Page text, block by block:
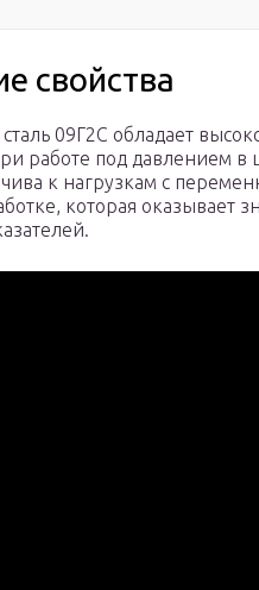
свойства
09Г2С обладает
работе под давлением
к нагрузкам с
которая оказывает